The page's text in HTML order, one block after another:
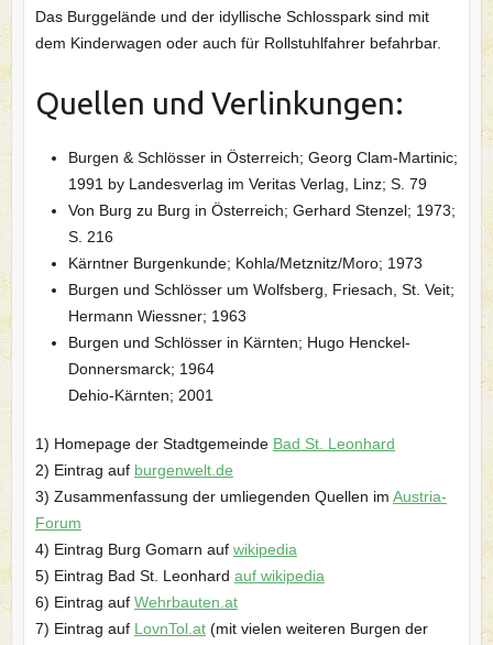
Das Burggelände und der idyllische Schlosspark sind mit
dem Kinderwagen oder auch für Rollstuhlfahrer befahrbar.
Quellen und Verlinkungen:
Burgen & Schlösser in Österreich; Georg Clam-Martinic;
1991 by Landesverlag im Veritas Verlag, Linz; S. 79
Von Burg zu Burg in Österreich; Gerhard Stenzel; 1973;
S. 216
Kärntner Burgenkunde; Kohla/Metznitz/Moro; 1973
Burgen und Schlösser um Wolfsberg, Friesach, St. Veit;
Hermann Wiessner; 1963
Burgen und Schlösser in Kärnten; Hugo Henckel-
Donnersmarck; 1964
Dehio-Kärnten; 2001
1) Homepage der Stadtgemeinde Bad St. Leonhard
2) Eintrag auf burgenwelt.de
3) Zusammenfassung der umliegenden Quellen im Austria-
Forum
4) Eintrag Burg Gomarn auf wikipedia
5) Eintrag Bad St. Leonhard auf wikipedia
6) Eintrag auf Wehrbauten.at
7) Eintrag auf LovnTol.at(mit vielen weiteren Burgen der